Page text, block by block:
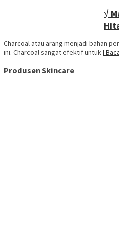
√
Charcoal atau arang menjadi bahan
ini. Charcoal sangat efektif untukI
Produsen Skincare